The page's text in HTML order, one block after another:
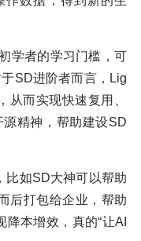
学者的学习门槛，可
于SD进阶者而言，Lig
从而实现快速复用、
精神，帮助建设SD
比如SD大神可以帮助
后打包给企业，帮助
本增效，真的“让AI